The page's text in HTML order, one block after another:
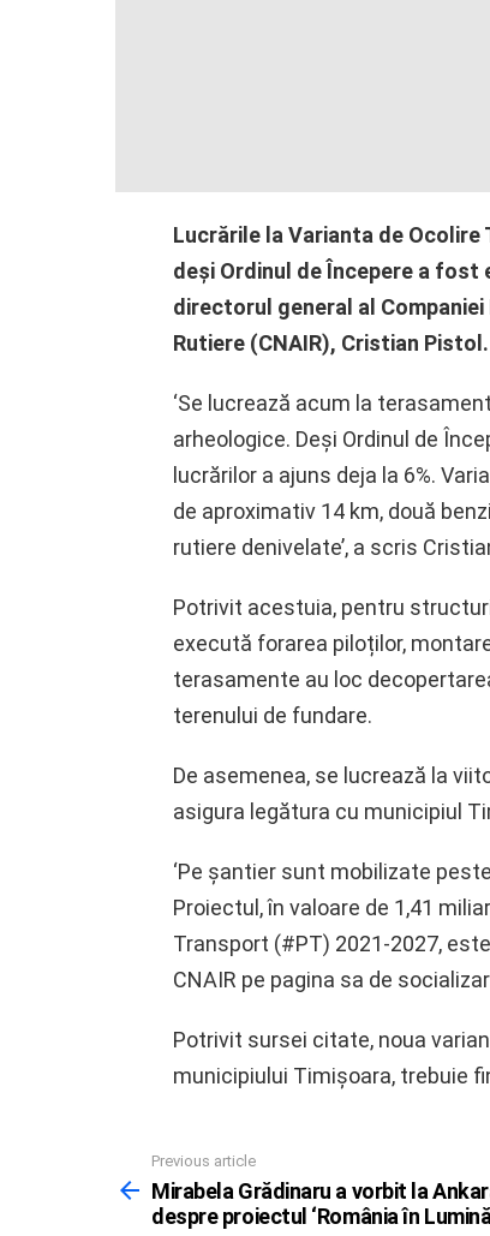
Lucrările la Varianta de Ocolire
deși Ordinul de Începere a fost
directorul general al
Rutiere (CNAIR), Cristian Pistol.
‘Se lucrează acum la
arheologice. Deși Ordinul de
lucrărilor a ajuns deja la 6%.
de aproximativ 14 km, două
rutiere denivelate’, a scris
Potrivit acestuia, pentru
execută forarea piloților,
terasamente au loc
terenului de fundare.
De asemenea, se lucrează la
asigura legătura cu municipiul
‘Pe șantier sunt mobilizate
Proiectul, în valoare de 1,41
Transport (#PT) 2021-2027,
CNAIR pe pagina sa de
Potrivit sursei citate, noua
municipiului Timișoara, trebuie
more
Previous article
Mirabela Grădinaru a vorbit la
despre proiectul ‘România în